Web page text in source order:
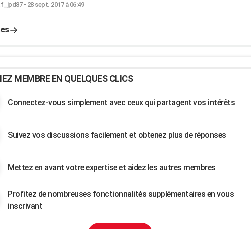
- 28 sept. 2017 à 06:49
MEMBRE EN QUELQUES CLICS
Connectez-vous simplement avec ceux qui partagent vos intérêts
Suivez vos discussions facilement et obtenez plus de réponses
Mettez en avant votre expertise et aidez les autres membres
Profitez de nombreuses fonctionnalités supplémentaires en vous
inscrivant